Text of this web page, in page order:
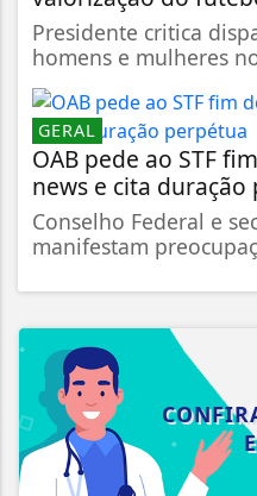
Presidente critica
homens e mulheres
GERAL
OAB pede ao STF
news e cita duração
Conselho Federal e
manifestam